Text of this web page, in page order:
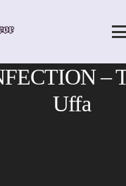
–
Uffa